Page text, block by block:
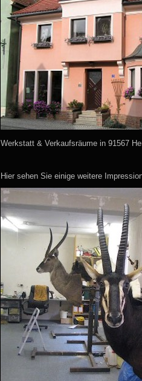
Werkstatt & Verkaufsräume in 91567
Hier sehen Sie einige weitere